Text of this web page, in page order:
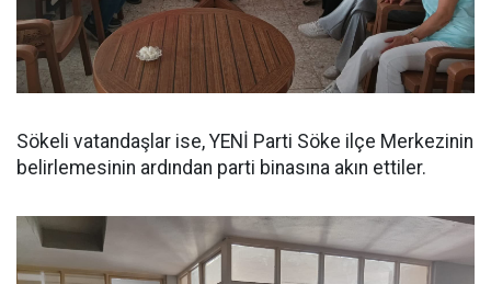
Sökeli vatandaşlar ise, YENİ Parti Söke ilçe Merkezinin
belirlemesinin ardından parti binasına akın ettiler.